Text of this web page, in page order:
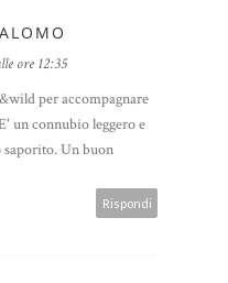
ore 12:35
per accompagnare
un connubio leggero e
Un buon
Rispondi